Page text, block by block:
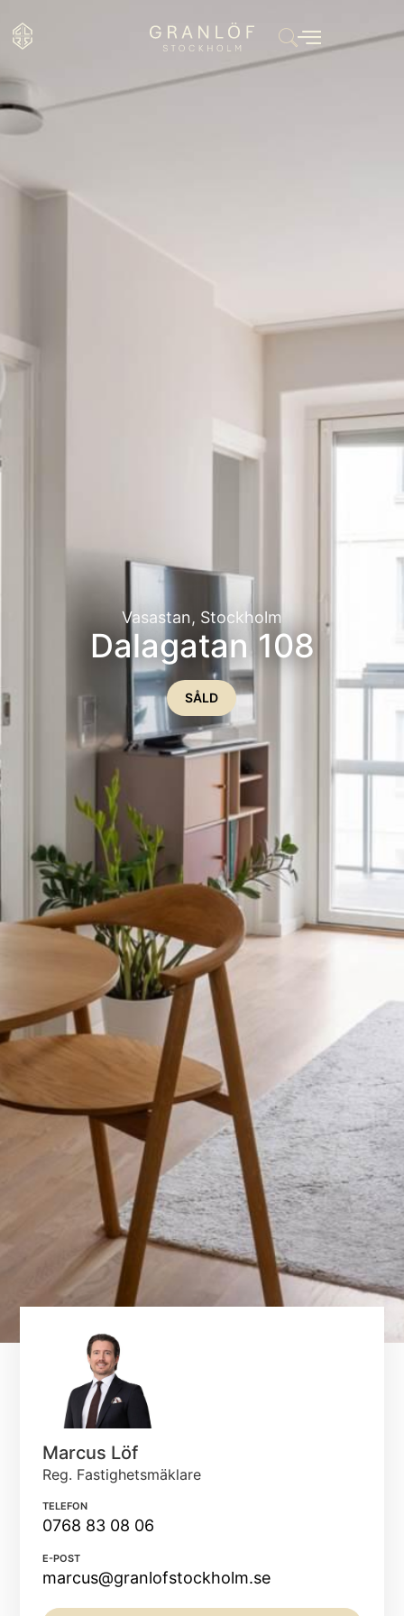
Vasastan, Stockholm
Dalagatan 108
SÅLD
Marcus Löf
Reg. Fastighetsmäklare
TELEFON
0768 83 08 06
E-POST
marcus@granlofstockholm.se